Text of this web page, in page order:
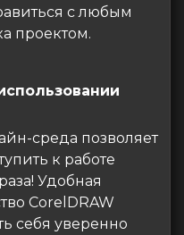
с любым
проектом.
среда позволяет
к работе
Удобная
CorelDRAW
себя уверенно